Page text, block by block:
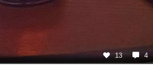
13 4